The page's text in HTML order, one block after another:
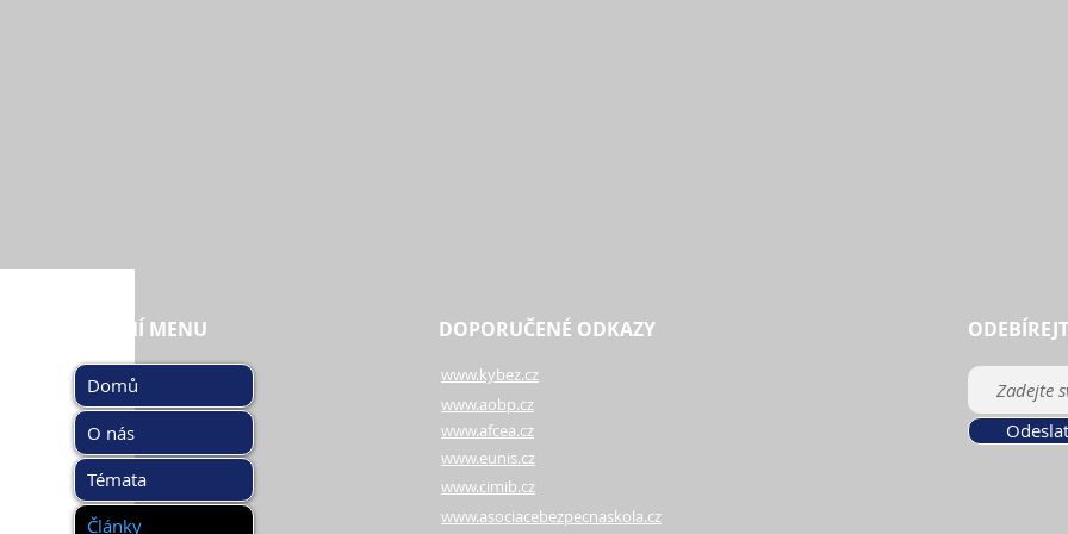
HLAVNÍ MENU
Domů
O nás
Témata
Články
DOPORUČENÉ ODKAZY
www.kybez.cz
www.aobp.cz
www.afcea.cz
www.eunis.cz
www.cimib.cz
www.asociacebezpecnaskola.cz
Odeslat